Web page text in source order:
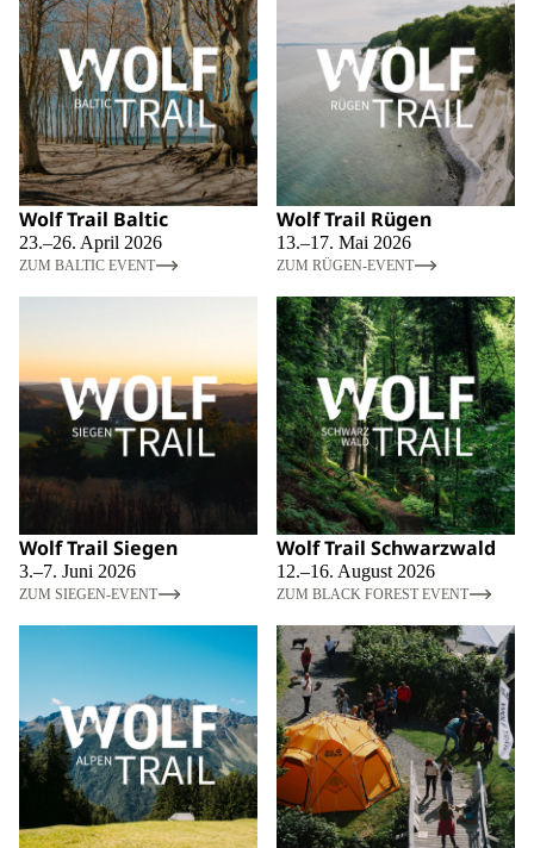
Wolf Trail Baltic
23.–26. April 2026
ZUM BALTIC EVENT
Wolf Trail Rügen
13.–17. Mai 2026
ZUM RÜGEN-EVENT
Wolf Trail Siegen
3.–7. Juni 2026
ZUM SIEGEN-EVENT
Wolf Trail Schwarzwald
12.–16. August 2026
ZUM BLACK FOREST EVENT